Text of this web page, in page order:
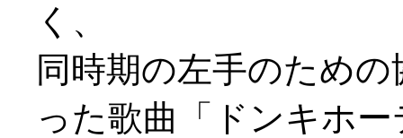
く、
同時期の左手のため
った歌曲「ドンキホ